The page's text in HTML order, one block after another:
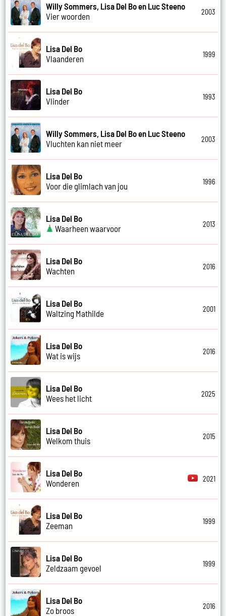
Willy Sommers, Lisa Del Bo en Luc Steeno
Vier woorden
2003
Lisa Del Bo
Vlaanderen
1999
Lisa Del Bo
Vlinder
1993
Willy Sommers, Lisa Del Bo en Luc Steeno
Vluchten kan niet meer
2003
Lisa Del Bo
Voor die glimlach van jou
1996
Lisa Del Bo
Waarheen waarvoor
2013
Lisa Del Bo
Wachten
2016
Lisa Del Bo
Waltzing Mathilde
2001
Lisa Del Bo
Wat is wijs
2016
Lisa Del Bo
Wees het licht
2025
Lisa Del Bo
Welkom thuis
2015
Lisa Del Bo
Wonderen
2021
Lisa Del Bo
Zeeman
1999
Lisa Del Bo
Zeldzaam gevoel
1999
Lisa Del Bo
Zo broos
2016